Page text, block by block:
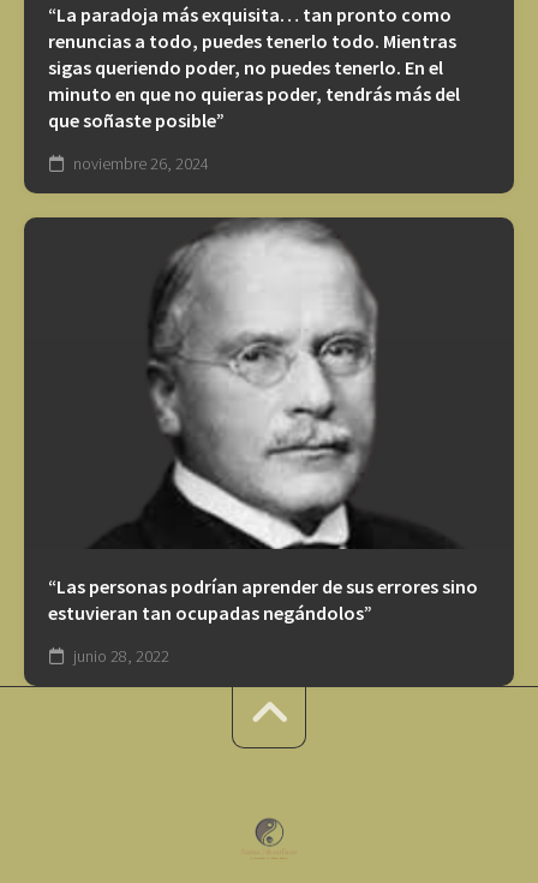
“La paradoja más exquisita… tan pronto como
renuncias a todo, puedes tenerlo todo. Mientras
sigas queriendo poder, no puedes tenerlo. En el
minuto en que no quieras poder, tendrás más del
que soñaste posible”
noviembre 26, 2024
“Las personas podrían aprender de sus errores sino
estuvieran tan ocupadas negándolos”
junio 28, 2022